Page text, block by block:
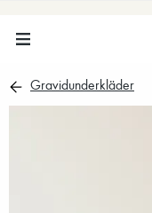
Gravidunderkläder